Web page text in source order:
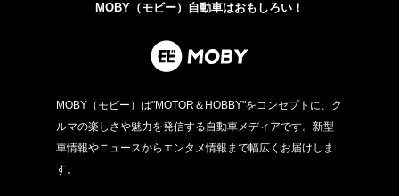
MOBY（モビー）自動車はおもしろい！
MOBY（モビー）は"MOTOR＆HOBBY"をコンセプトに、ク
ルマの楽しさや魅力を発信する自動車メディアです。新型
車情報やニュースからエンタメ情報まで幅広くお届けしま
す。